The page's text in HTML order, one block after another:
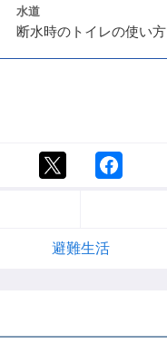
水道
断水時のトイレの使い方
避難生活